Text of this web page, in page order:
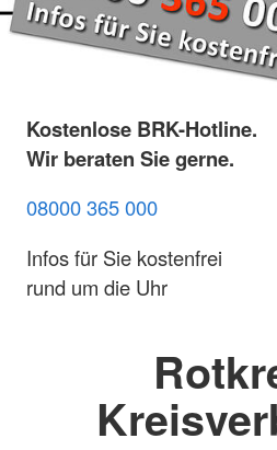
Kostenlose BRK-Hotline.
Wir beraten Sie gerne.
08000 365 000
Infos für Sie kostenfrei
rund um die Uhr